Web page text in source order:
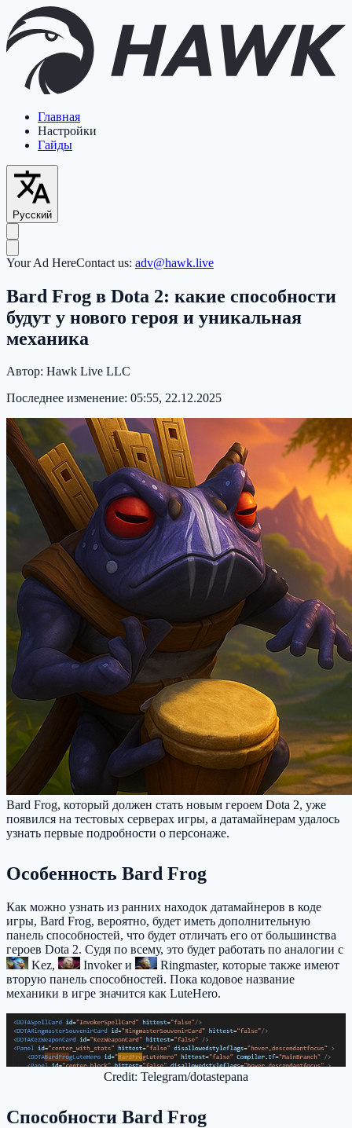
Главная
Настройки
Гайды
Русский
Your Ad HereContact us: adv@hawk.live
Bard Frog в Dota 2: какие способности
будут у нового героя и уникальная
механика
Автор: Hawk Live LLC
Последнее изменение: 05:55, 22.12.2025
Bard Frog, который должен стать новым героем Dota 2, уже
появился на тестовых серверах игры, а датамайнерам удалось
узнать первые подробности о персонаже.
Особенность Bard Frog
Как можно узнать из ранних находок датамайнеров в коде
игры, Bard Frog, вероятно, будет иметь дополнительную
панель способностей, что будет отличать его от большинства
героев Dota 2. Судя по всему, это будет работать по аналогии с
Kez, Invokerи Ringmaster, которые также имеют
вторую панель способностей. Пока кодовое название
механики в игре значится как LuteHero.
Credit: Telegram/dotastepana
Способности Bard Frog